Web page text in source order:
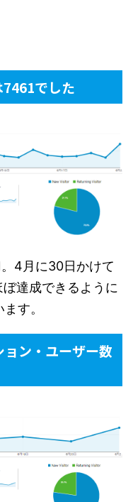
でした
4月に30日かけて
達成できるように
す。
ン・ユーザー数